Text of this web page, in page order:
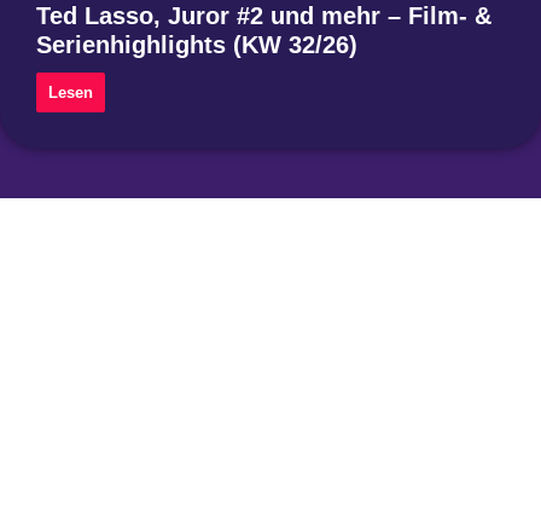
Ted Lasso, Juror #2 und mehr – Film- &
Serienhighlights (KW 32/26)
Lesen